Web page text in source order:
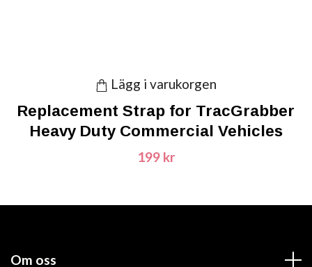
Lägg i varukorgen
Replacement Strap for TracGrabber
Heavy Duty Commercial Vehicles
199 kr
Om oss